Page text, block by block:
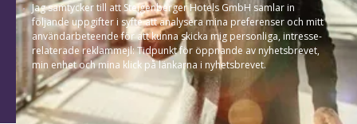
Jag samtycker till att Steigenberger Hotels GmbH samlar in
följande uppgifter i syfte att analysera mina preferenser och mitt
användarbeteende för att kunna skicka mig personliga, intresse-
relaterade reklammejl: Tidpunkt för öppnande av nyhetsbrevet,
min enhet och mina klick på länkarna i nyhetsbrevet.